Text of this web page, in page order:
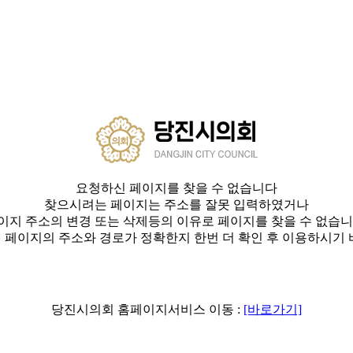
요청하신 페이지를 찾을 수 없습니다
찾으시려는 페이지는 주소를 잘못 입력하였거나
지 주소의 변경 또는 삭제등의 이유로 페이지를 찾을 수 없습
페이지의 주소와 경로가 정확한지 한번 더 확인 후 이용하시기
당진시의회 홈페이지서비스 이동 : [바로가기]